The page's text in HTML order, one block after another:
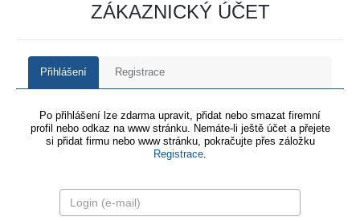
ZÁKAZNICKÝ ÚČET
Přihlášení Registrace
Po přihlášení lze zdarma upravit, přidat nebo smazat firemní
profil nebo odkaz na www stránku. Nemáte-li ještě účet a přejete
si přidat firmu nebo www stránku, pokračujte přes záložku
Registrace.